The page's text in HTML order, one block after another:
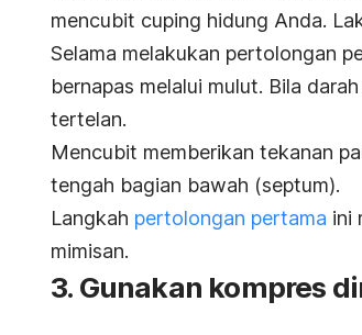
mencubit cuping hidung Anda.
Selama melakukan pertolongan
bernapas melalui mulut. Bila
tertelan.
Mencubit memberikan tekanan
tengah bagian bawah (septum).
Langkah pertolongan pertama ini
mimisan.
3. Gunakan kompres